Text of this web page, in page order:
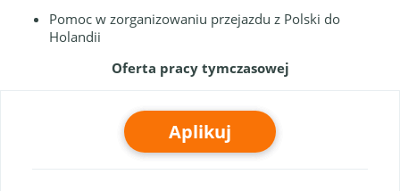
Pomoc w zorganizowaniu przejazdu z Polski do
Holandii
Oferta pracy tymczasowej
Aplikuj